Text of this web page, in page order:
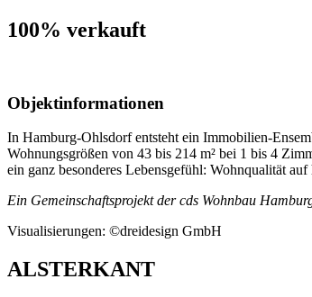
100% verkauft
Objektinformationen
In Hamburg-Ohlsdorf entsteht ein Immobilien-
Wohnungsgrößen von 43 bis 214 m² bei 1 bis 4
ein ganz besonderes Lebensgefühl: Wohnqualität
Ein Gemeinschaftsprojekt der cds Wohnbau
Visualisierungen: ©dreidesign GmbH
ALSTERKANT